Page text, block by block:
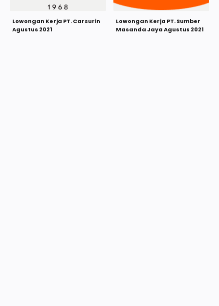
Lowongan Kerja PT. Carsurin
Agustus 2021
Lowongan Kerja PT. Sumber
Masanda Jaya Agustus 2021